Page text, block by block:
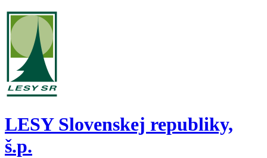
LESY Slovenskej republiky,
š.p.